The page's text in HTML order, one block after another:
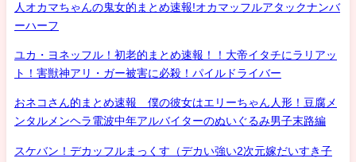
人オカマちゃんの鬼女的まとめ速報!オカマッフルアタックナンバ
ーハーフ
ユカ・ヨネッフル！初老的まとめ速報！！大帝イタチにラリアッ
ト！害獣神アリ・ガー被害に必殺！パイルドライバー
おネコさん的まとめ速報 僕の彼女はエリーちゃん人形！豆腐メ
ンタルメンヘラ電波中年アルバイターのぬいぐるみ男子末路編
スケバン！デカッフルまっくす（デカい強い2次元嫁だいすき子